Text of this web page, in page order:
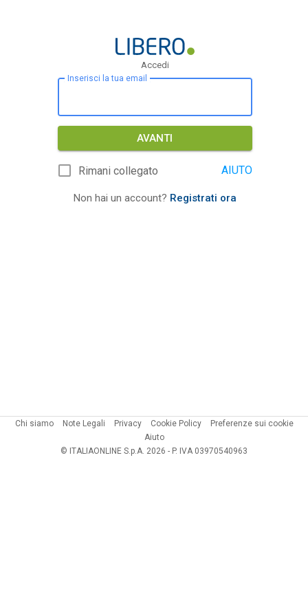
Accedi
Inserisci la tua email
AVANTI
Rimani collegato AIUTO
Non hai un account? Registrati ora
Chi siamo Note Legali Privacy Cookie Policy
Preferenze sui cookie
Aiuto
© ITALIAONLINE S.p.A. 2026 - P. IVA 03970540963